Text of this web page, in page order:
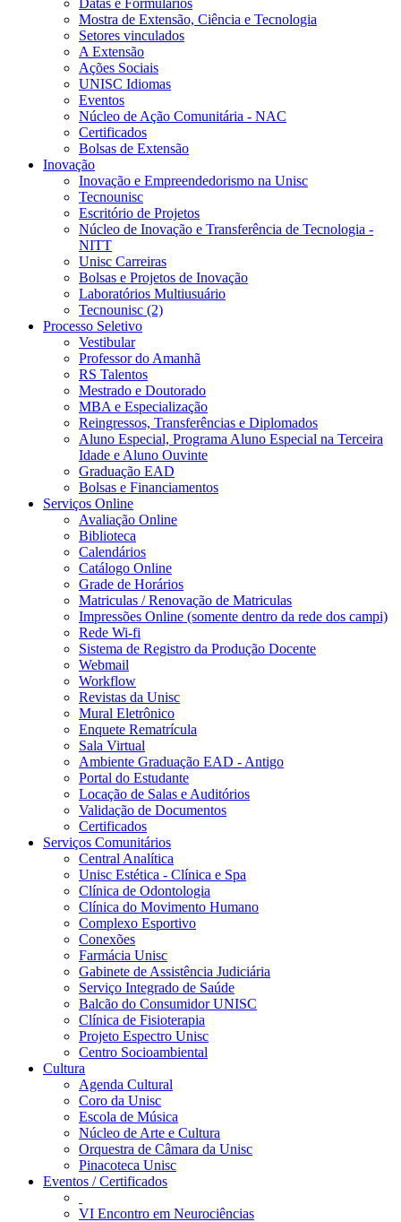
Datas e Formulários
Mostra de Extensão, Ciência e Tecnologia
Setores vinculados
A Extensão
Ações Sociais
UNISC Idiomas
Eventos
Núcleo de Ação Comunitária - NAC
Certificados
Bolsas de Extensão
Inovação
Inovação e Empreendedorismo na Unisc
Tecnounisc
Escritório de Projetos
Núcleo de Inovação e Transferência de Tecnologia -
NITT
Unisc Carreiras
Bolsas e Projetos de Inovação
Laboratórios Multiusuário
Tecnounisc (2)
Processo Seletivo
Vestibular
Professor do Amanhã
RS Talentos
Mestrado e Doutorado
MBA e Especialização
Reingressos, Transferências e Diplomados
Aluno Especial, Programa Aluno Especial na Terceira
Idade e Aluno Ouvinte
Graduação EAD
Bolsas e Financiamentos
Serviços Online
Avaliação Online
Biblioteca
Calendários
Catálogo Online
Grade de Horários
Matriculas / Renovação de Matriculas
Impressões Online (somente dentro da rede dos campi)
Rede Wi-fi
Sistema de Registro da Produção Docente
Webmail
Workflow
Revistas da Unisc
Mural Eletrônico
Enquete Rematrícula
Sala Virtual
Ambiente Graduação EAD - Antigo
Portal do Estudante
Locação de Salas e Auditórios
Validação de Documentos
Certificados
Serviços Comunitários
Central Analítica
Unisc Estética - Clínica e Spa
Clínica de Odontologia
Clínica do Movimento Humano
Complexo Esportivo
Conexões
Farmácia Unisc
Gabinete de Assistência Judiciária
Serviço Integrado de Saúde
Balcão do Consumidor UNISC
Clínica de Fisioterapia
Projeto Espectro Unisc
Centro Socioambiental
Cultura
Agenda Cultural
Coro da Unisc
Escola de Música
Núcleo de Arte e Cultura
Orquestra de Câmara da Unisc
Pinacoteca Unisc
Eventos / Certificados
VI Encontro em Neurociências